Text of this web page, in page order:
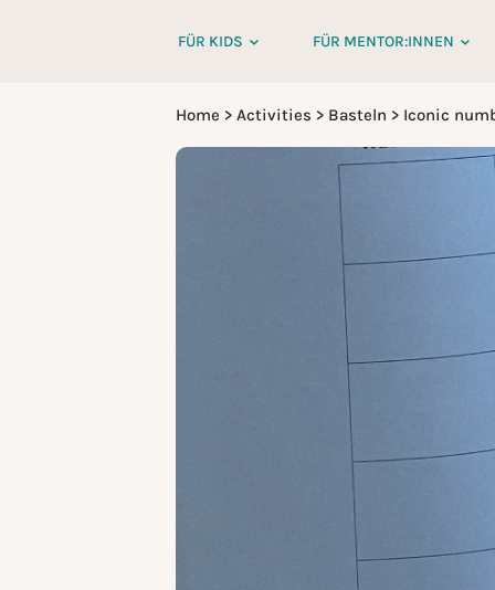
FÜR KIDS FÜR MENTOR:INNEN
Home > Activities > Basteln > Iconic